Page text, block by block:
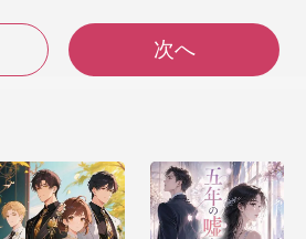
だし、寧寧も
妹だよ。 なんで実の妹を疑うん
次へ